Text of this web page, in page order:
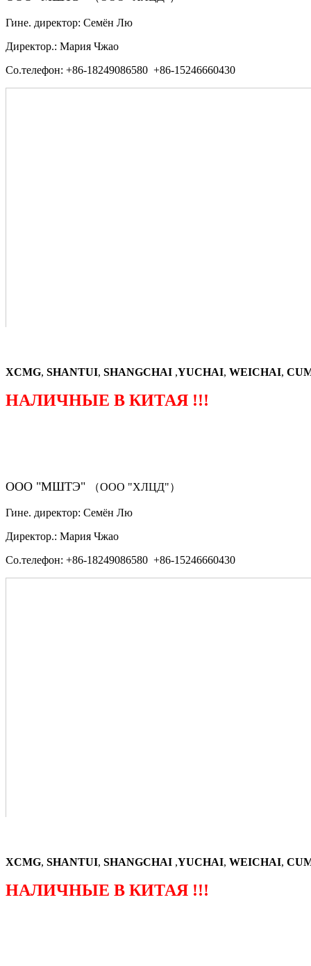
Гине. директор: Семён Лю
Директор.: Мария Чжао
Со.телефон: +86-18249086580 +86-15246660430
XCMG, SHANTUI, SHANGCHAI ,YUCHAI, WEICHAI,
НАЛИЧНЫЕ В КИТАЯ !!!
ООО "МШТЭ" （ООО "ХЛЦД"）
Гине. директор: Семён Лю
Директор.: Мария Чжао
Со.телефон: +86-18249086580 +86-15246660430
XCMG, SHANTUI, SHANGCHAI ,YUCHAI, WEICHAI,
НАЛИЧНЫЕ В КИТАЯ !!!